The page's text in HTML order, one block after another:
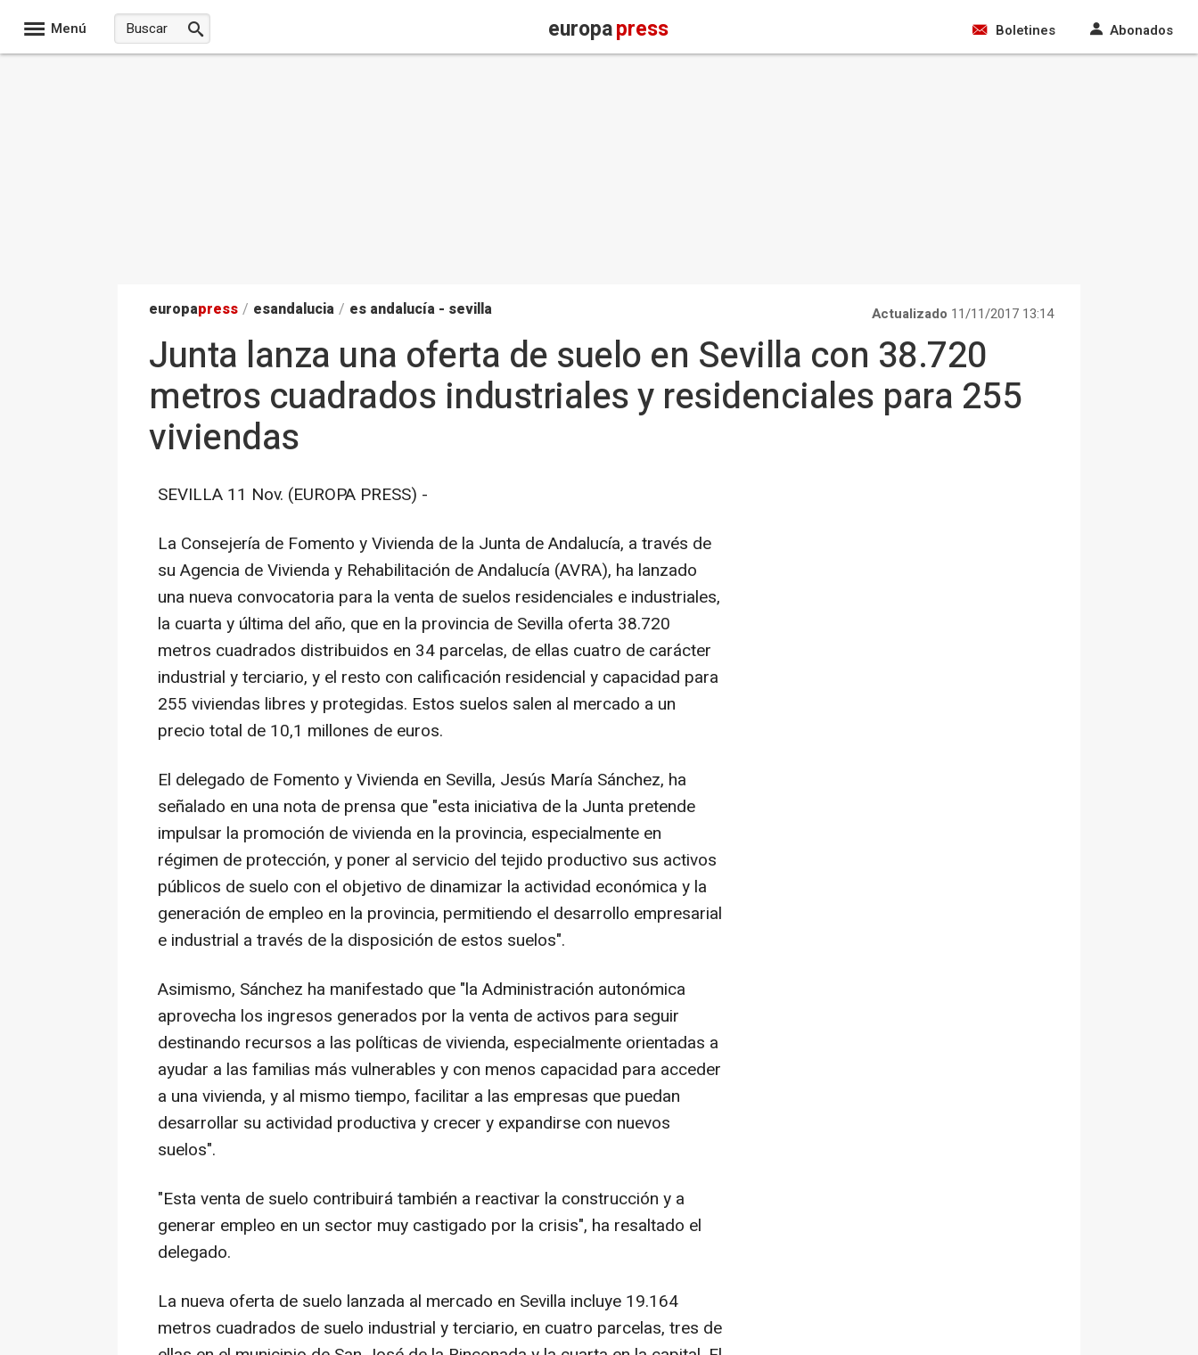
Menú europapress Boletines Abonados
europapress / esandalucia / es andalucía - sevilla Actualizado 11/11/2017 13:14
Junta lanza una oferta de suelo en Sevilla con 38.720
metros cuadrados industriales y residenciales para 255
viviendas
SEVILLA 11 Nov. (EUROPA PRESS) -
La Consejería de Fomento y Vivienda de la Junta de Andalucía, a través de
su Agencia de Vivienda y Rehabilitación de Andalucía (AVRA), ha lanzado
una nueva convocatoria para la venta de suelos residenciales e industriales,
la cuarta y última del año, que en la provincia de Sevilla oferta 38.720
metros cuadrados distribuidos en 34 parcelas, de ellas cuatro de carácter
industrial y terciario, y el resto con calificación residencial y capacidad para
255 viviendas libres y protegidas. Estos suelos salen al mercado a un
precio total de 10,1 millones de euros.
El delegado de Fomento y Vivienda en Sevilla, Jesús María Sánchez, ha
señalado en una nota de prensa que "esta iniciativa de la Junta pretende
impulsar la promoción de vivienda en la provincia, especialmente en
régimen de protección, y poner al servicio del tejido productivo sus activos
públicos de suelo con el objetivo de dinamizar la actividad económica y la
generación de empleo en la provincia, permitiendo el desarrollo empresarial
e industrial a través de la disposición de estos suelos".
Asimismo, Sánchez ha manifestado que "la Administración autonómica
aprovecha los ingresos generados por la venta de activos para seguir
destinando recursos a las políticas de vivienda, especialmente orientadas a
ayudar a las familias más vulnerables y con menos capacidad para acceder
a una vivienda, y al mismo tiempo, facilitar a las empresas que puedan
desarrollar su actividad productiva y crecer y expandirse con nuevos
suelos".
"Esta venta de suelo contribuirá también a reactivar la construcción y a
generar empleo en un sector muy castigado por la crisis", ha resaltado el
delegado.
La nueva oferta de suelo lanzada al mercado en Sevilla incluye 19.164
metros cuadrados de suelo industrial y terciario, en cuatro parcelas, tres de